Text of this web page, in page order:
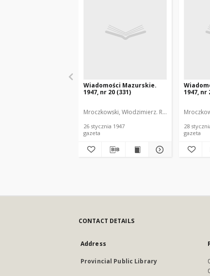
Wiadomości Mazurskie.
1947, nr 20 (331)
Mroczkowski, Włodzimierz. Red.
26 stycznia 1947
gazeta
1947, nr
28
gazeta
CONTACT DETAILS
Address
Provincial Public Library